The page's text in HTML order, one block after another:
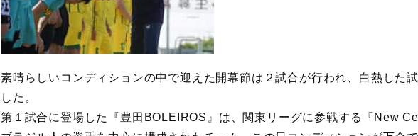
素晴らしいコンディションの中で迎えた開幕節は２試合が行われ、白熱した
した。
第１試合に登場した『豊田BOLEIROS』は、関東リーグに参戦する『New